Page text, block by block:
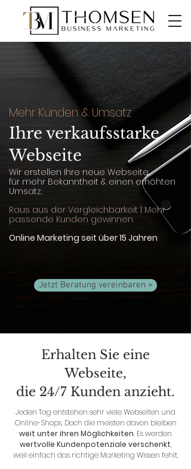
Mehr Kunden & Umsatz
Ihre verkaufsstarke
Webseite
Wir erstellen Ihre neue Webseite,
für mehr Bekanntheit & einen erhöhten
Umsatz.
Raus aus der Vergleichbarkeit | Mehr
passende Kunden gewinnen
Online Marketing seit über 15 Jahren
Jetzt Beratung vereinbaren >
Erhalten Sie eine
Webseite,
die 24/7 Kunden anzieht.
Jeden Tag entstehen sehr viele Webseiten und
Online-Shops. Doch die meisten davon bleiben
weit unter ihren Möglichkeiten. Es werden
wertvolle Kundenpotenziale verschenkt,
weil einfach das richtige Marketing Wissen fehlt.